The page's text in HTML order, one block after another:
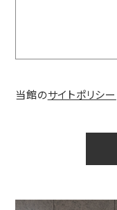
当館のサイトポリシー